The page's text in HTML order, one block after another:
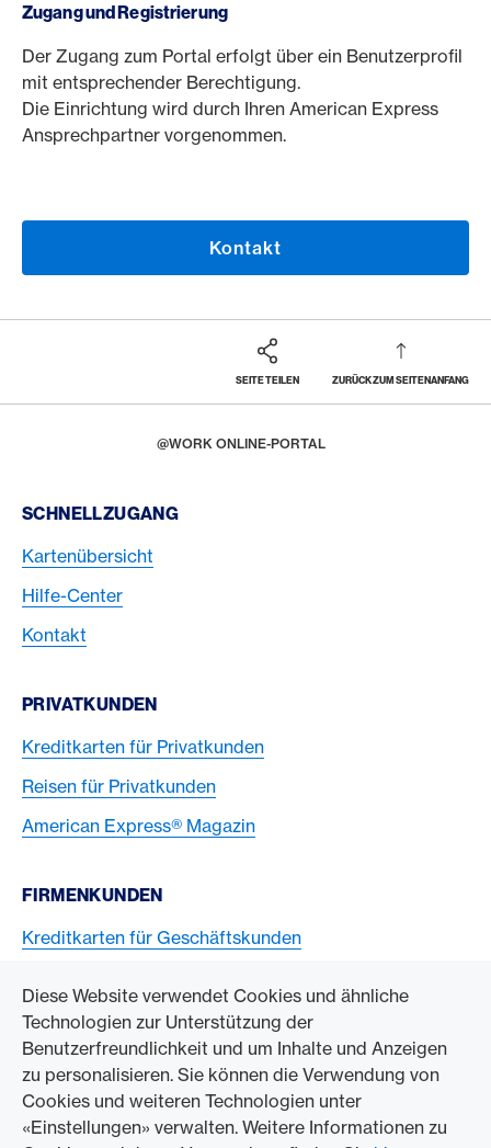
Diese Website verwendet Cookies und ähnliche
Technologien zur Unterstützung der
Benutzerfreundlichkeit und um Inhalte und Anzeigen
zu personalisieren. Sie können die Verwendung von
Cookies und weiteren Technologien unter
«Einstellungen» verwalten. Weitere Informationen zu
Zugang und Registrierung
Der Zugang zum Portal erfolgt über ein Benutzerprofil
mit entsprechender Berechtigung.
Die Einrichtung wird durch Ihren American Express
Ansprechpartner vorgenommen.
Kontakt
SEITE TEILEN ZURÜCK ZUM SEITENANFANG
@WORK ONLINE-PORTAL
Footer Navigation
SCHNELLZUGANG
Kartenübersicht
Hilfe-Center
Kontakt
PRIVATKUNDEN
Kreditkarten für Privatkunden
Reisen für Privatkunden
American Express® Magazin
FIRMENKUNDEN
Kreditkarten für Geschäftskunden
ZUM UNTERNEHMEN
Swisscard AECS GmbH
American Express Weltweit